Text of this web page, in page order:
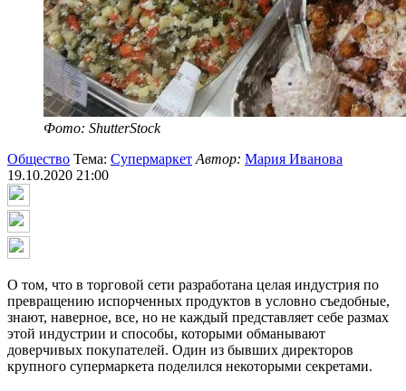
Фото: ShutterStock
Общество Тема: Супермаркет Автор: Мария Иванова
19.10.2020 21:00
О том, что в торговой сети разработана целая индустрия по
превращению испорченных продуктов в условно съедобные,
знают, наверное, все, но не каждый представляет себе размах
этой индустрии и способы, которыми обманывают
доверчивых покупателей. Один из бывших директоров
крупного супермаркета поделился некоторыми секретами.